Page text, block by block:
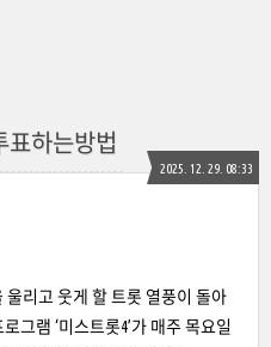
표하는방법
2025. 12. 29. 08:33
울리고 웃게 할 트롯 열풍이 돌아
그램 ‘미스트롯4’가 매주 목요일